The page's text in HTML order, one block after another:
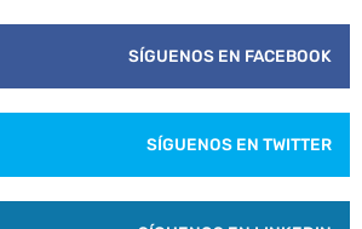
SÍGUENOS EN FACEBOOK
SÍGUENOS EN TWITTER